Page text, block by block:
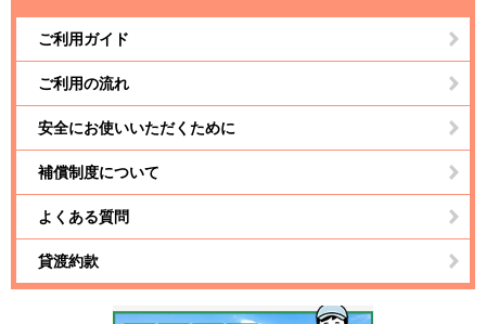
ご利用ガイド
ご利用の流れ
安全にお使いいただくために
補償制度について
よくある質問
貸渡約款